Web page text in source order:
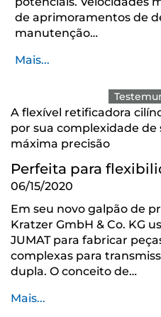
de aprimoramentos de
manutenção…
Mais...
A flexível retificadora
por sua complexidade de
máxima precisão
Perfeita para
06/15/2020
Em seu novo galpão de
Kratzer GmbH & Co. KG
JUMAT para fabricar
complexas para
dupla. O conceito de…
Mais...